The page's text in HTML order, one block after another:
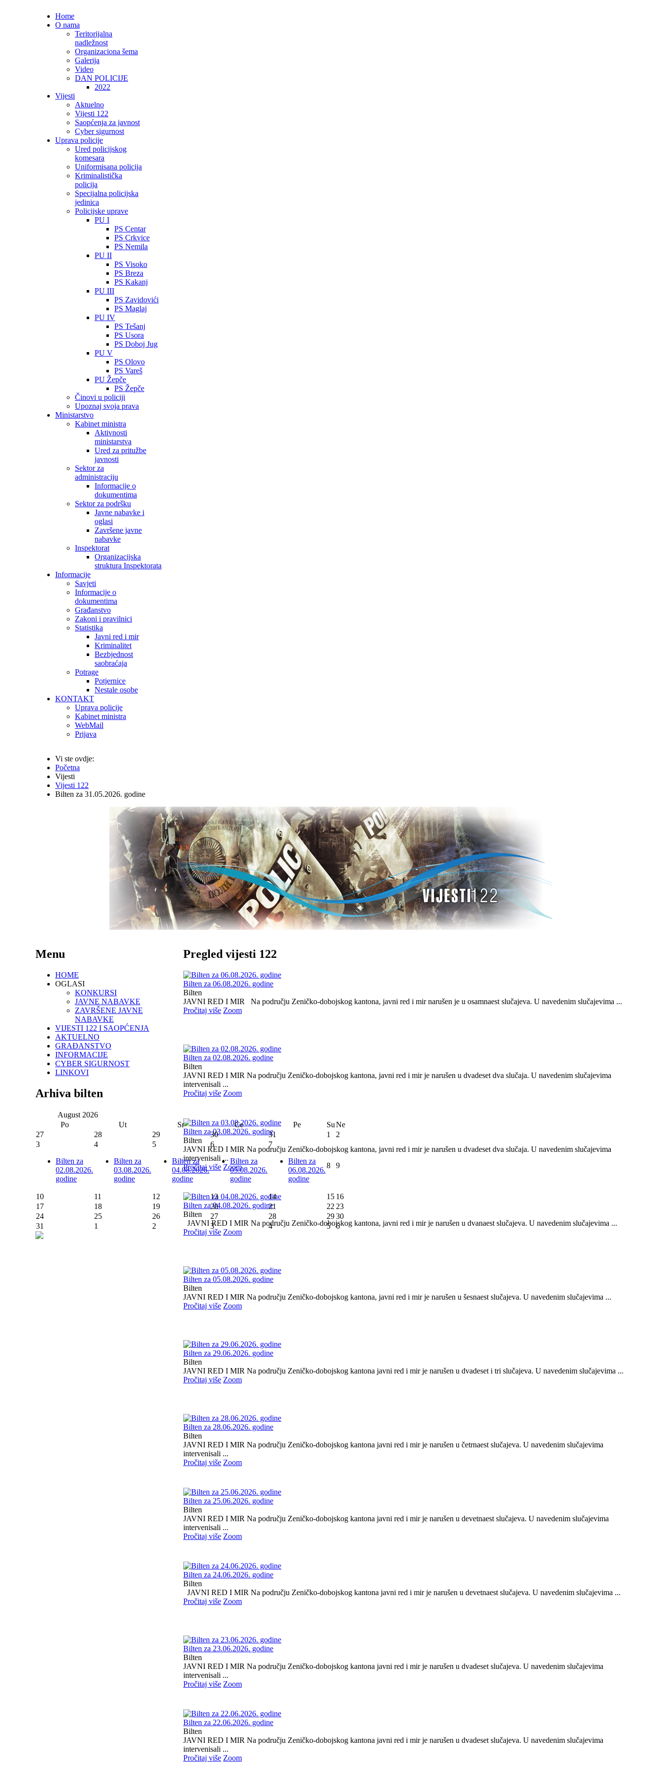
Home
O nama
Teritorijalna
nadležnost
Organizaciona šema
Galerija
Video
DAN POLICIJE
2022
Vijesti
Aktuelno
Vijesti 122
Saopćenja za javnost
Cyber sigurnost
Uprava policije
Ured policijskog
komesara
Uniformisana policija
Kriminalistička
policija
Specijalna policijska
jedinica
Policijske uprave
PU I
PS Centar
PS Crkvice
PS Nemila
PU II
PS Visoko
PS Breza
PS Kakanj
PU III
PS Zavidovići
PS Maglaj
PU IV
PS Tešanj
PS Usora
PS Doboj Jug
PU V
PS Olovo
PS Vareš
PU Žepče
PS Žepče
Činovi u policiji
Upoznaj svoja prava
Ministarstvo
Kabinet ministra
Aktivnosti
ministarstva
Ured za pritužbe
javnosti
Sektor za
administraciju
Informacije o
dokumentima
Sektor za podršku
Javne nabavke i
oglasi
Završene javne
nabavke
Inspektorat
Organizacijska
struktura Inspektorata
Informacije
Savjeti
Informacije o
dokumentima
Građanstvo
Zakoni i pravilnici
Statistika
Javni red i mir
Kriminalitet
Bezbjednost
saobraćaja
Potrage
Potjernice
Nestale osobe
KONTAKT
Uprava policije
Kabinet ministra
WebMail
Prijava
Vi ste ovdje:
Početna
Vijesti
Vijesti 122
Bilten za 31.05.2026. godine
Pregled vijesti 122
Bilten za 06.08.2026. godine
Bilten
JAVNI RED I MIR Na području Zeničko-dobojskog kantona, javni red i mir narušen je u osamnaest slučajeva. U navedenim slučajevima ...
Pročitaj više Zoom
Bilten za 02.08.2026. godine
Bilten
JAVNI RED I MIR Na području Zeničko-dobojskog kantona, javni red i mir je narušen u dvadeset dva slučaja. U navedenim slučajevima
intervenisali ...
Pročitaj više Zoom
Bilten za 03.08.2026. godine
Bilten
JAVNI RED I MIR Na području Zeničko-dobojskog kantona, javni red i mir je narušen u dvadeset dva slučaja. U navedenim slučajevima
intervenisali ...
Pročitaj više Zoom
Bilten za 04.08.2026. godine
Bilten
JAVNI RED I MIR Na području Zeničko-dobojskog kantona, javni red i mir je narušen u dvanaest slučajeva. U navedenim slučajevima ...
Pročitaj više Zoom
Bilten za 05.08.2026. godine
Bilten
JAVNI RED I MIR Na području Zeničko-dobojskog kantona, javni red i mir je narušen u šesnaest slučajeva. U navedenim slučajevima ...
Pročitaj više Zoom
Bilten za 29.06.2026. godine
Bilten
JAVNI RED I MIR Na području Zeničko-dobojskog kantona javni red i mir je narušen u dvadeset i tri slučajeva. U navedenim slučajevima ...
Pročitaj više Zoom
Bilten za 28.06.2026. godine
Bilten
JAVNI RED I MIR Na području Zeničko-dobojskog kantona javni red i mir je narušen u četrnaest slučajeva. U navedenim slučajevima
intervenisali ...
Pročitaj više Zoom
Bilten za 25.06.2026. godine
Bilten
JAVNI RED I MIR Na području Zeničko-dobojskog kantona javni red i mir je narušen u devetnaest slučajeva. U navedenim slučajevima
intervenisali ...
Pročitaj više Zoom
Bilten za 24.06.2026. godine
Bilten
JAVNI RED I MIR Na području Zeničko-dobojskog kantona javni red i mir je narušen u devetnaest slučajeva. U navedenim slučajevima ...
Pročitaj više Zoom
Bilten za 23.06.2026. godine
Bilten
JAVNI RED I MIR Na području Zeničko-dobojskog kantona javni red i mir je narušen u dvadeset slučajeva. U navedenim slučajevima
intervenisali ...
Pročitaj više Zoom
Bilten za 22.06.2026. godine
Bilten
JAVNI RED I MIR Na području Zeničko-dobojskog kantona javni red i mir je narušen u dvadeset slučajeva. U navedenim slučajevima
intervenisali ...
Pročitaj više Zoom
Menu
HOME
OGLASI
KONKURSI
JAVNE NABAVKE
ZAVRŠENE JAVNE
NABAVKE
VIJESTI 122 I SAOPĆENJA
AKTUELNO
GRAĐANSTVO
INFORMACIJE
CYBER SIGURNOST
LINKOVI
Arhiva bilten
August 2026
Po
Ut Sr Ce Pe SuNe
27
28 29 30 31 1
2
3
Bilten za
02.08.2026.
godine
4
Bilten za
03.08.2026.
godine
5
Bilten za
04.08.2026.
godine
6
Bilten za
05.08.2026.
godine
7
Bilten za
06.08.2026.
godine
8 9
10 11 12 13 14 15 16
17
18 19 20 21 22 23
24
25 26 27 28 2930
31
1 2 3 4 5 6